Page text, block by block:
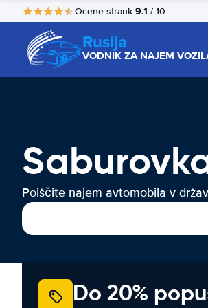
Ocene strank 9.1 / 10
Rusija
VODNIK ZA NAJEM
Poiščite najem avtomobila v
Do 20%